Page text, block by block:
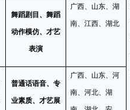
舞蹈剧目、舞蹈
动作模仿、才艺
表演
广西、山东、湖
南、江西、湖北
普通话语音、专
业素质、才艺展
广西、山东、河
南、河北、湖